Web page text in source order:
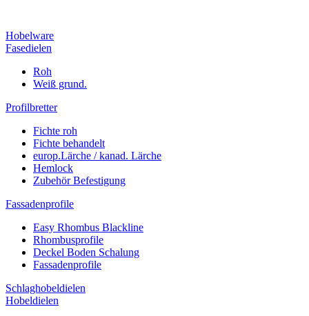
Hobelware
Fasedielen
Roh
Weiß grund.
Profilbretter
Fichte roh
Fichte behandelt
europ.Lärche / kanad. Lärche
Hemlock
Zubehör Befestigung
Fassadenprofile
Easy Rhombus Blackline
Rhombusprofile
Deckel Boden Schalung
Fassadenprofile
Schlaghobeldielen
Hobeldielen